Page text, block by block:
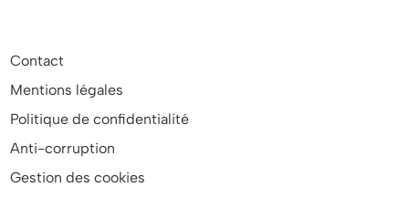
Contact
Mentions légales
Politique de confidentialité
Anti-corruption
Gestion des cookies